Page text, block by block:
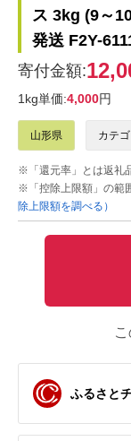
ス 3kg (9～
発送 F2Y-
寄付金額:
1kg単価:4,000円
山形県 カテ
※「還元率」とは返礼
※「控除上限額」の範
除上限額を調べる）
ふるさと